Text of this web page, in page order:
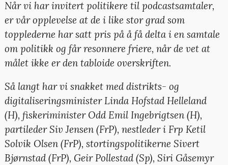
Når vi har invitert politikere til podcastsamtaler,
er vår opplevelse at de i like stor grad som
topplederne har satt pris på å få delta i en samtale
om politikk og får resonnere friere, når de vet at
målet ikke er den tabloide overskriften.
Så langt har vi snakket med distrikts- og
digitaliseringsminister Linda Hofstad Helleland
(H), fiskeriminister Odd Emil Ingebrigtsen (H),
partileder Siv Jensen (FrP), nestleder i Frp Ketil
Solvik Olsen (FrP), stortingspolitikerne Sivert
Bjørnstad (FrP), Geir Pollestad (Sp), Siri Gåsemyr